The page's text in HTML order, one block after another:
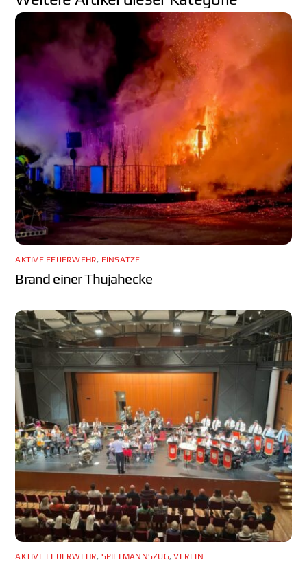
AKTIVE FEUERWEHR, EINSÄTZE
Brand einer Thujahecke
AKTIVE FEUERWEHR, SPIELMANNSZUG,VEREIN